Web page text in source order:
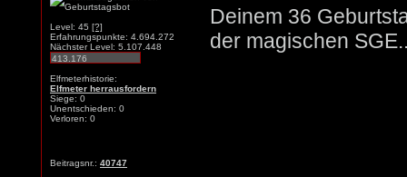
Level: 45 [?]
Erfahrungspunkte: 4.694.272
Nächster Level: 5.107.448
Elfmeterhistorie:
Elfmeter herrausfordern
Siege: 0
Unentschieden: 0
Verloren: 0
Beitragsnr.: 40747
Deinem 36
der magischen